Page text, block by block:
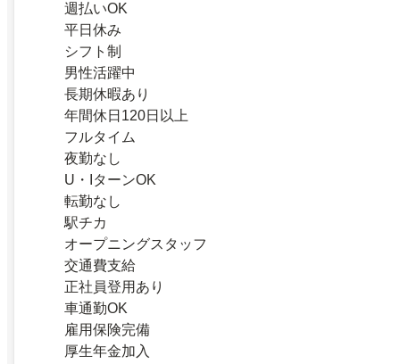
週払いOK
平日休み
シフト制
男性活躍中
長期休暇あり
年間休日120日以上
フルタイム
夜勤なし
U・IターンOK
転勤なし
駅チカ
オープニングスタッフ
交通費支給
正社員登用あり
車通勤OK
雇用保険完備
厚生年金加入